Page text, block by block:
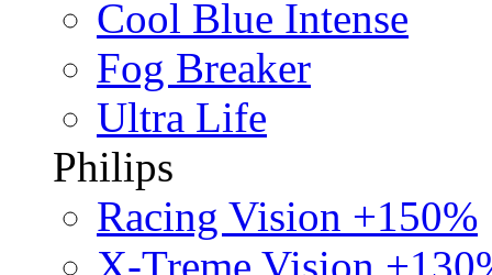
Cool Blue Intense
Fog Breaker
Ultra Life
Philips
Racing Vision +150%